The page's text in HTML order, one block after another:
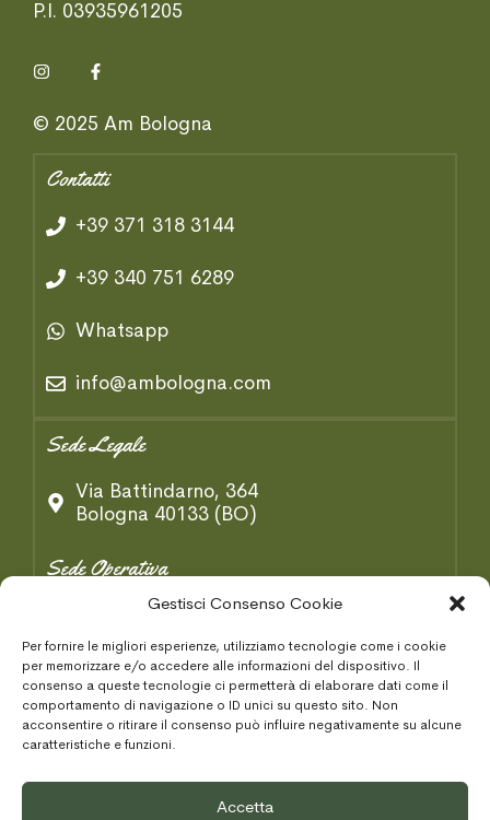
Gestisci Consenso Cookie
Per fornire le migliori esperienze, utilizziamo tecnologie come i cookie
per memorizzare e/o accedere alle informazioni del dispositivo. Il
consenso a queste tecnologie ci permetterà di elaborare dati come il
comportamento di navigazione o ID unici su questo sito. Non
acconsentire o ritirare il consenso può influire negativamente su alcune
caratteristiche e funzioni.
Accetta
P.I. 03935961205
© 2025 Am Bologna
Contatti
+39 371 318 3144
+39 340 751 6289
Whatsapp
info@ambologna.com
Sede Legale
Via Battindarno, 364
Bologna 40133 (BO)
Sede Operativa
Via B. Tosarelli, 334/2
Castenaso 40055 (BO)
Condizioni Generaki
Privacy Policy